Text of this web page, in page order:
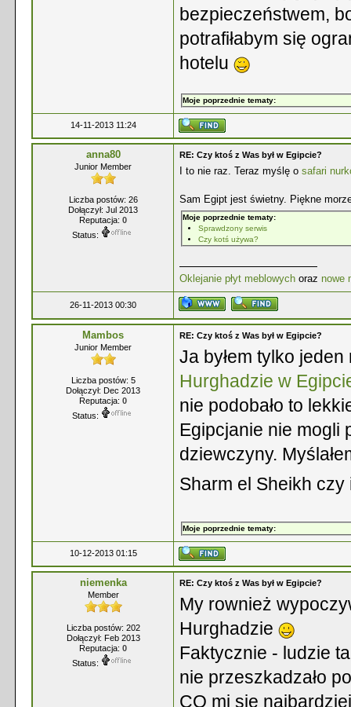
bezpieczeństwem,
potrafiłabym się
hotelu
Moje poprzednie tematy:
14-11-2013 11:24
anna80
Junior Member
Liczba postów: 26
Dołączył: Jul 2013
Reputacja: 0
Status:
RE: Czy ktoś z Was był w Egipcie?
I to nie raz. Teraz myślę o safari
Sam Egipt jest świetny. Piękne
Moje poprzednie tematy:
Sprawdzony serwis
Czy kotś używa?
Oklejanie płyt meblowych oraz nowe
26-11-2013 00:30
Mambos
Junior Member
Liczba postów: 5
Dołączył: Dec 2013
Reputacja: 0
Status:
RE: Czy ktoś z Was był w Egipcie?
Ja byłem tylko
Hurghadzie w
nie podobało to
Egipcjanie nie mogli
dziewczyny.
Sharm el Sheikh
Moje poprzednie tematy:
10-12-2013 01:15
niemenka
Member
Liczba postów: 202
Dołączył: Feb 2013
Reputacja: 0
Status:
RE: Czy ktoś z Was był w Egipcie?
My rownież
Hurghadzie
Faktycznie - ludzie
nie przeszkadzało
CO mi sie